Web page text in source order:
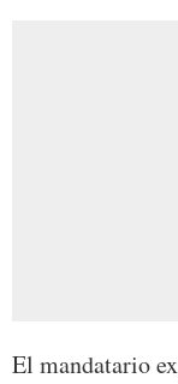
El mandatario